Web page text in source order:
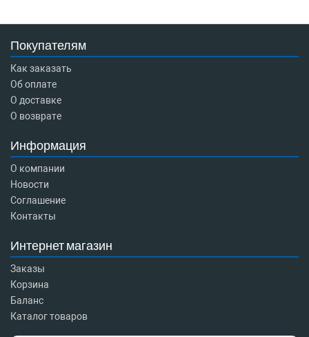
Покупателям
Как заказать
Об оплате
О доставке
О возврате
Информация
О компании
Новости
Соглашение
Контакты
Интернет магазин
Заказы
Корзина
Баланс
Каталог товаров